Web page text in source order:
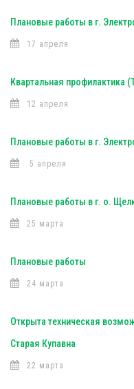
Плановые работы в г.
17 апреля
Квартальная профилактика
12 апреля
Плановые работы в г.
5 апреля
Плановые работы в г. о.
25 марта
Плановые работы
24 марта
Открыта техническая
Старая Купавна
22 марта